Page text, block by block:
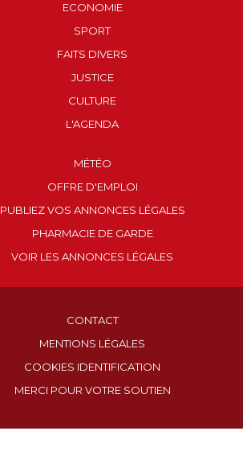
ECONOMIE
SPORT
FAITS DIVERS
JUSTICE
CULTURE
L'AGENDA
MÉTÉO
OFFRE D'EMPLOI
PUBLIEZ VOS ANNONCES LÉGALES
PHARMACIE DE GARDE
VOIR LES ANNONCES LÉGALES
CONTACT
MENTIONS LÉGALES
COOKIES IDENTIFICATION
MERCI POUR VOTRE SOUTIEN